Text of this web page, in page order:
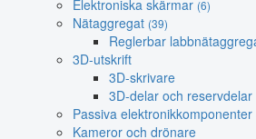
Elektroniska skärmar (6)
Nätaggregat (39)
Reglerbar
3D-utskrift
3D-skrivare
3D-delar och reservdelar
Passiva elektronikkomponenter
Kameror och drönare